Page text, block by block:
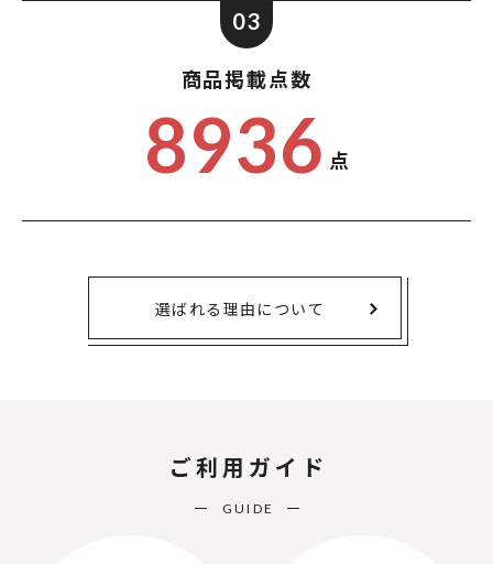
03
商品掲載点数
8936 点
選ばれる理由について
ご利用ガイド
GUIDE